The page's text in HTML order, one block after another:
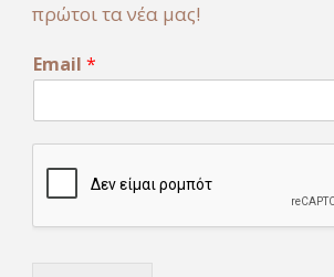
πρώτοι τα νέα μας!
E
m
i
l
i
Email *